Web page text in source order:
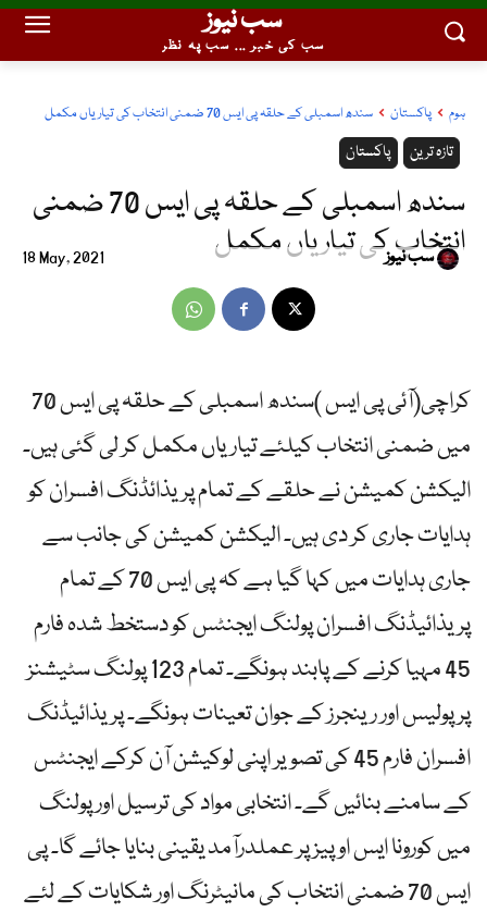
سب نیوز
سب کی خبر ... سب پہ نظر
ہوم پاکستان سندھ اسمبلی کے حلقہ پی ایس 70 ضمنی انتخاب کی تیاریاں مکمل
پاکستان تازہ ترین
سندھ اسمبلی کے حلقہ پی ایس 70 ضمنی
انتخاب کی تیاریاں مکمل
18 May, 2021 سب نیوز
کراچی(آئی پی ایس )سندھ اسمبلی کے حلقہ پی ایس 70
میں ضمنی انتخاب کیلئے تیاریاں مکمل کر لی گئی ہیں۔
الیکشن کمیشن نے حلقے کے تمام پریذائڈنگ افسران کو
ہدایات جاری کر دی ہیں۔ الیکشن کمیشن کی جانب سے
جاری ہدایات میں کہا گیا ہے کہ پی ایس 70 کے تمام
پریذائیڈنگ افسران پولنگ ایجنٹس کو دستخط شدہ فارم
45 مہیا کرنے کے پابند ہونگے۔ تمام 123 پولنگ سٹیشنز
پر پولیس اور رینجرز کے جوان تعینات ہونگے۔ پریذائیڈنگ
افسران فارم 45 کی تصویر اپنی لوکیشن آن کرکے ایجنٹس
کے سامنے بنائیں گے۔ انتخابی مواد کی ترسیل اور پولنگ
میں کورونا ایس او پیز پر عملدرآمد یقینی بنایا جائے گا۔ پی
ایس 70 ضمنی انتخاب کی مانیٹرنگ اور شکایات کے لئے